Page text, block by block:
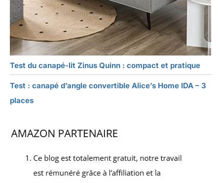
Test du canapé-lit Zinus Quinn : compact et pratique
Test : canapé d’angle convertible Alice’s Home IDA – 3
places